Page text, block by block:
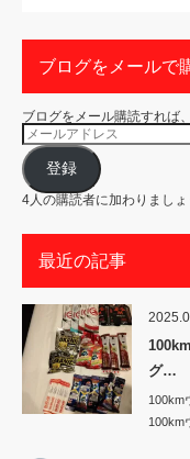
ブログをメールで
ブログをメール購読すれば
メ
ー
ル
ア
ド
レ
ス
登録
4人の購読者に加わりましょ
最近の記事
グ…
100km
100km